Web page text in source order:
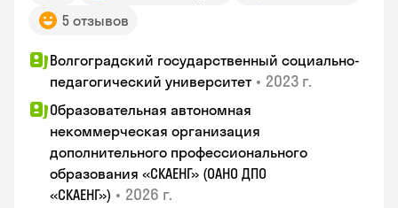
5 отзывов
Волгоградский государственный социально-
педагогический университет • 2023 г.
Образовательная автономная
некоммерческая организация
дополнительного профессионального
образования «СКАЕНГ» (ОАНО ДПО
«СКАЕНГ») • 2026 г.